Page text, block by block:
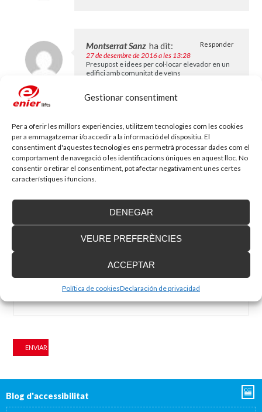
Gestionar consentiment
Per a oferir les millors experiències, utilitzem tecnologies com les cookies
per a emmagatzemar i/o accedir a la informació del dispositiu. El
consentiment d'aquestes tecnologies ens permetrà processar dades com el
comportament de navegació o les identificacions úniques en aquest lloc. No
consentir o retirar el consentiment, pot afectar negativament unes certes
característiques i funcions.
ACCEPTAR
DENEGAR
VEURE PREFERÈNCIES
Política de cookiesDeclaración de privacidad
Montserrat Sanz ha dit:
27 de desembre de 2016 a les 13:28
Presupost e idees per col·locar elevador en un
edifici amb comunitat de veïns
Responder
L'adreça electrònica no es publicarà. Els camps necessaris estan marcats
amb *
Comentario
Blog d'accessibilitat